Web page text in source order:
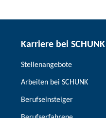
Karriere bei SCHUNK
Stellenangebote
Arbeiten bei SCHUNK
Berufseinsteiger